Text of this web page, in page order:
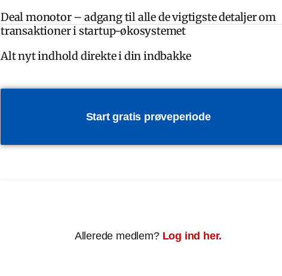
Deal monotor – adgang til alle de vigtigste detaljer om
transaktioner i startup-økosystemet
Alt nyt indhold direkte i din indbakke
Start gratis prøveperiode
Allerede medlem? Log ind her.